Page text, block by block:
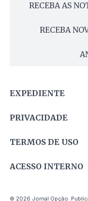
RECEBA AS
RECEBA
EXPEDIENTE
PRIVACIDADE
TERMOS DE USO
ACESSO INTERNO
© 2026 Jornal Opção.